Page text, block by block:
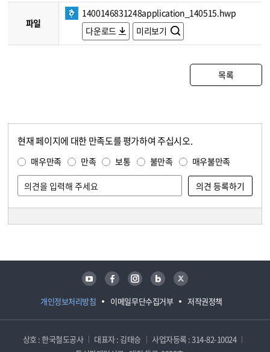
파일
1400146831248application_140515.hwp
다운로드
미리보기
목록
현재 페이지에 대한 만족도를 평가하여 주십시오.
매우만족 만족 보통 불만족 매우불만족
개인정보처리방침 이메일무단수집거부 저작권정책
유튜브 페이스북 인스타그램 블로그 트위터
상호 : 한국철도공사 대표자 : 김태승
사업자등록 : 314-82-10024